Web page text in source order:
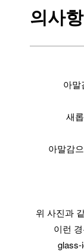
의사항
아말
새
아말감
위 사진과
이런
glass-